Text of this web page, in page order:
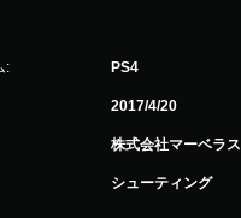
: PS4
2017/4/20
株式会社マーベラス
シューティング